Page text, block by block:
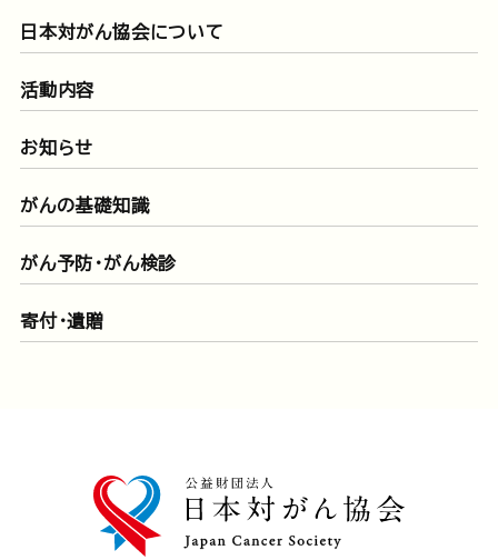
日本対がん協会について
活動内容
お知らせ
がんの基礎知識
がん予防・がん検診
寄付・遺贈